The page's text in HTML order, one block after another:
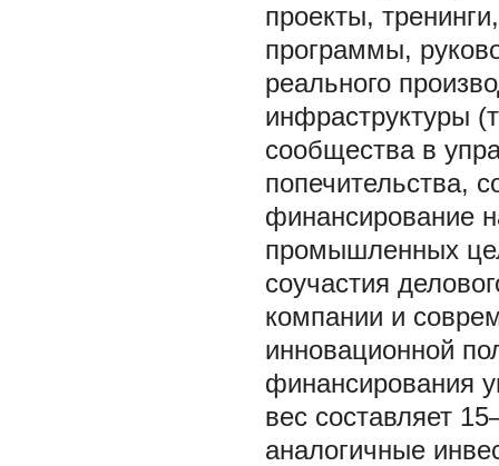
проекты,
программы,
реального
инфраструктуры
сообщества в
попечительства,
финансирование
промышленных
соучастия
компании и
инновационной
финансирования
вес составляет
аналогичные